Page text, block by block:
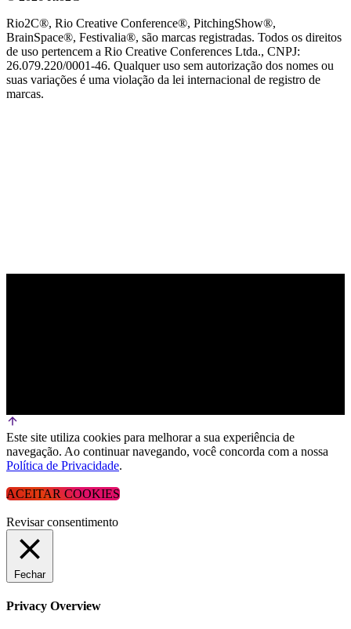
Rio2C®, Rio Creative Conference®, PitchingShow®,
BrainSpace®, Festivalia®, são marcas registradas. Todos os direitos
de uso pertencem a Rio Creative Conferences Ltda., CNPJ:
26.079.220/0001-46. Qualquer uso sem autorização dos nomes ou
suas variações é uma violação da lei internacional de registro de
marcas.
Este site utiliza cookies para melhorar a sua experiência de
navegação. Ao continuar navegando, você concorda com a nossa
Política de Privacidade.
ACEITAR COOKIES
Revisar consentimento
Fechar
Privacy Overview